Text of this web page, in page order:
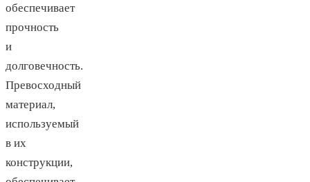
обеспечивает
прочность
и
долговечность.
Превосходный
материал,
используемый
в их
конструкции,